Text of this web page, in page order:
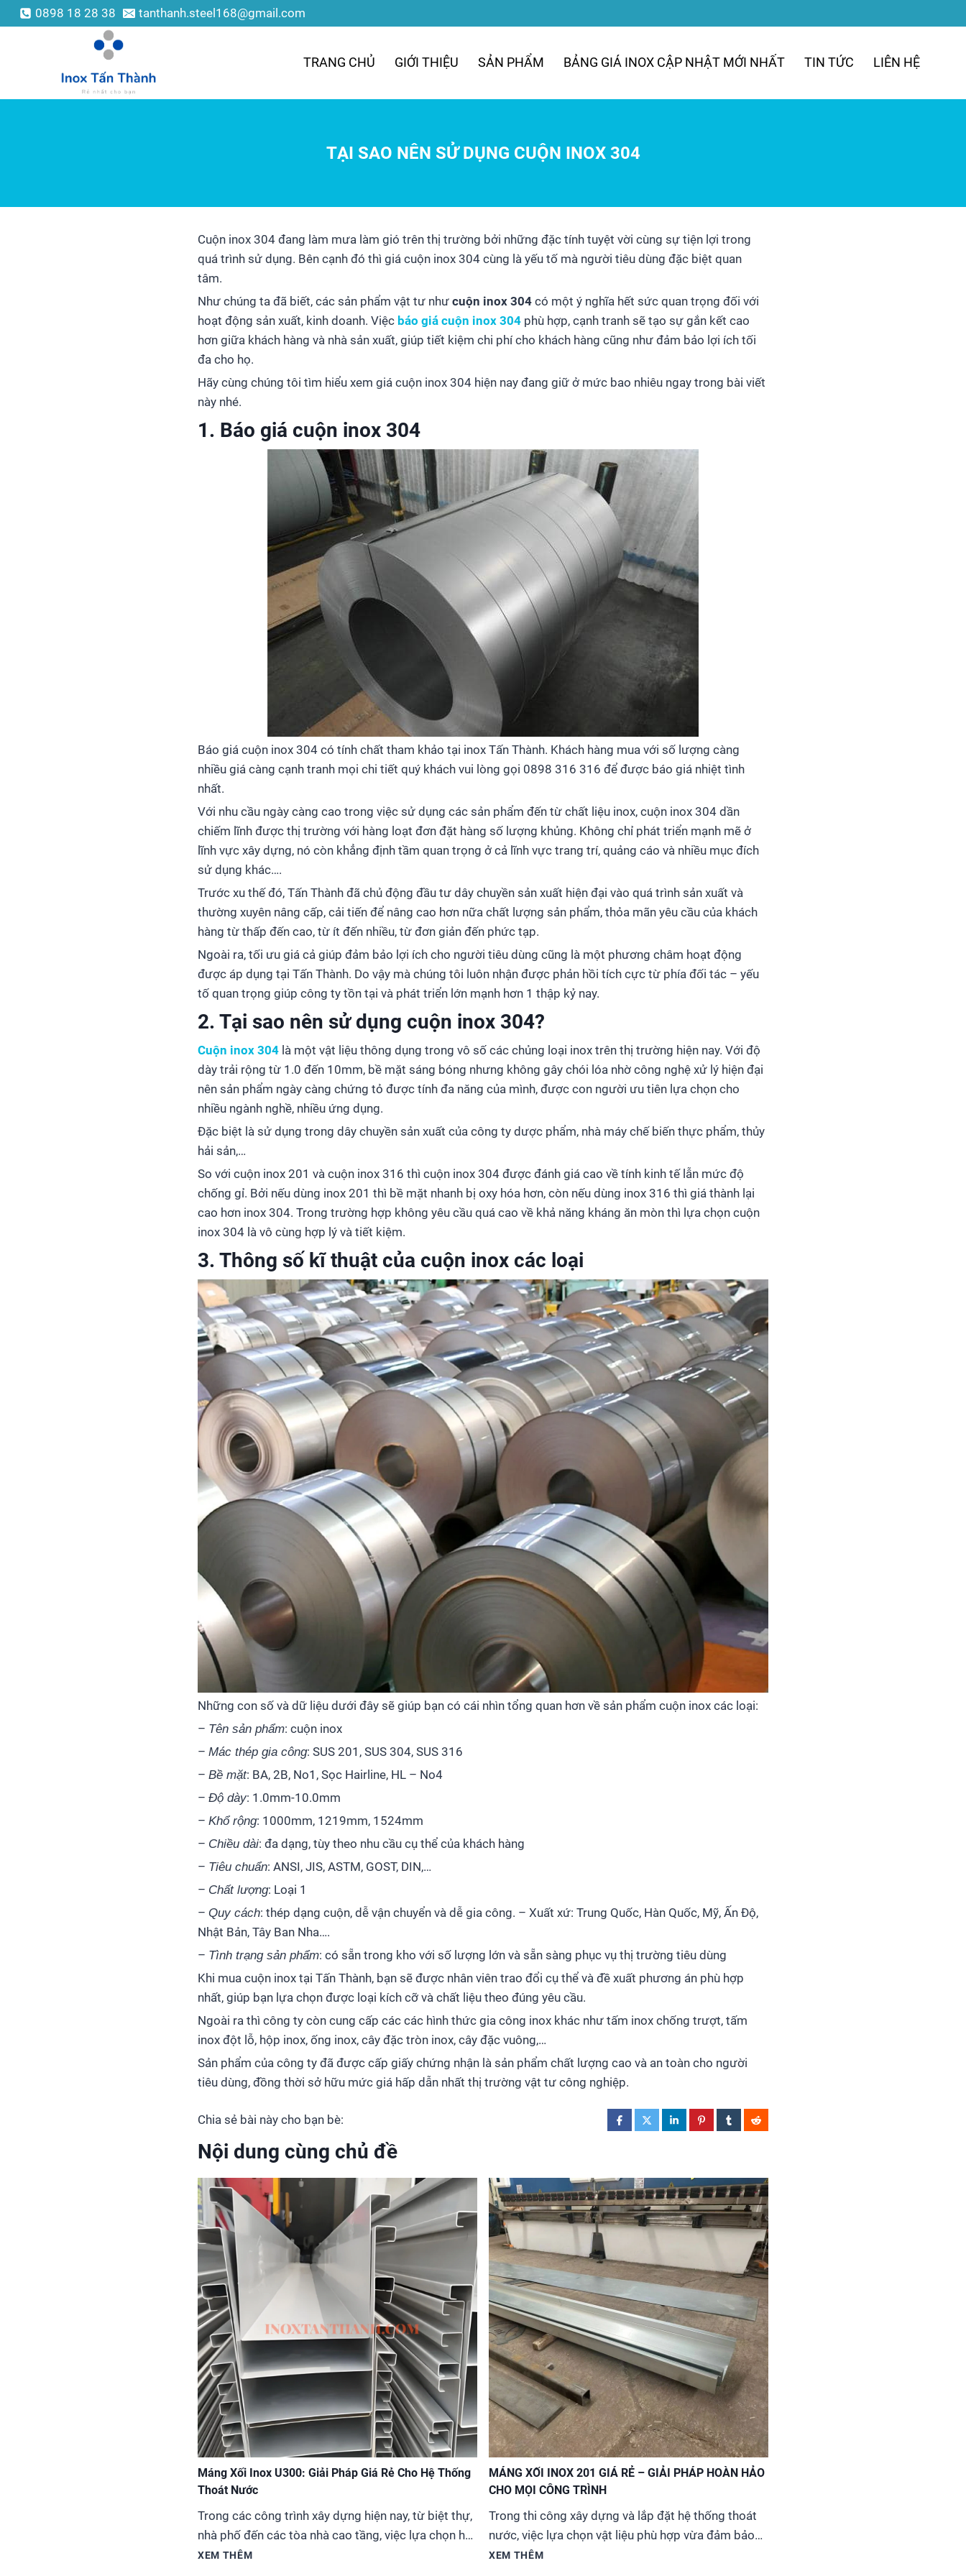
0898 18 28 38 tanthanh.steel168@gmail.com
TRANG CHỦ GIỚI THIỆU SẢN PHẨM BẢNG GIÁ INOX CẬP NHẬT MỚI NHẤT TIN TỨC LIÊN HỆ
TẠI SAO NÊN SỬ DỤNG CUỘN INOX 304
Cuộn inox 304 đang làm mưa làm gió trên thị trường bởi những đặc tính tuyệt vời cùng sự tiện lợi trong
quá trình sử dụng. Bên cạnh đó thì giá cuộn inox 304 cùng là yếu tố mà người tiêu dùng đặc biệt quan
tâm.
Như chúng ta đã biết, các sản phẩm vật tư như cuộn inox 304 có một ý nghĩa hết sức quan trọng đối với
hoạt động sản xuất, kinh doanh. Việc báo giá cuộn inox 304 phù hợp, cạnh tranh sẽ tạo sự gắn kết cao
hơn giữa khách hàng và nhà sản xuất, giúp tiết kiệm chi phí cho khách hàng cũng như đảm bảo lợi ích tối
đa cho họ.
Hãy cùng chúng tôi tìm hiểu xem giá cuộn inox 304 hiện nay đang giữ ở mức bao nhiêu ngay trong bài viết
này nhé.
1. Báo giá cuộn inox 304
Báo giá cuộn inox 304 có tính chất tham khảo tại inox Tấn Thành. Khách hàng mua với số lượng càng
nhiều giá càng cạnh tranh mọi chi tiết quý khách vui lòng gọi 0898 316 316 để được báo giá nhiệt tình
nhất.
Với nhu cầu ngày càng cao trong việc sử dụng các sản phẩm đến từ chất liệu inox, cuộn inox 304 dần
chiếm lĩnh được thị trường với hàng loạt đơn đặt hàng số lượng khủng. Không chỉ phát triển mạnh mẽ ở
lĩnh vực xây dựng, nó còn khẳng định tầm quan trọng ở cả lĩnh vực trang trí, quảng cáo và nhiều mục đích
sử dụng khác….
Trước xu thế đó, Tấn Thành đã chủ động đầu tư dây chuyền sản xuất hiện đại vào quá trình sản xuất và
thường xuyên nâng cấp, cải tiến để nâng cao hơn nữa chất lượng sản phẩm, thỏa mãn yêu cầu của khách
hàng từ thấp đến cao, từ ít đến nhiều, từ đơn giản đến phức tạp.
Ngoài ra, tối ưu giá cả giúp đảm bảo lợi ích cho người tiêu dùng cũng là một phương châm hoạt động
được áp dụng tại Tấn Thành. Do vậy mà chúng tôi luôn nhận được phản hồi tích cực từ phía đối tác – yếu
tố quan trọng giúp công ty tồn tại và phát triển lớn mạnh hơn 1 thập kỷ nay.
2. Tại sao nên sử dụng cuộn inox 304?
Cuộn inox 304 là một vật liệu thông dụng trong vô số các chủng loại inox trên thị trường hiện nay. Với độ
dày trải rộng từ 1.0 đến 10mm, bề mặt sáng bóng nhưng không gây chói lóa nhờ công nghệ xử lý hiện đại
nên sản phẩm ngày càng chứng tỏ được tính đa năng của mình, được con người ưu tiên lựa chọn cho
nhiều ngành nghề, nhiều ứng dụng.
Đặc biệt là sử dụng trong dây chuyền sản xuất của công ty dược phẩm, nhà máy chế biến thực phẩm, thủy
hải sản,…
So với cuộn inox 201 và cuộn inox 316 thì cuộn inox 304 được đánh giá cao về tính kinh tế lẫn mức độ
chống gỉ. Bởi nếu dùng inox 201 thì bề mặt nhanh bị oxy hóa hơn, còn nếu dùng inox 316 thì giá thành lại
cao hơn inox 304. Trong trường hợp không yêu cầu quá cao về khả năng kháng ăn mòn thì lựa chọn cuộn
inox 304 là vô cùng hợp lý và tiết kiệm.
3. Thông số kĩ thuật của cuộn inox các loại
Những con số và dữ liệu dưới đây sẽ giúp bạn có cái nhìn tổng quan hơn về sản phẩm cuộn inox các loại:
– Tên sản phẩm: cuộn inox
– Mác thép gia công: SUS 201, SUS 304, SUS 316
– Bề mặt: BA, 2B, No1, Sọc Hairline, HL – No4
– Độ dày: 1.0mm-10.0mm
– Khổ rộng: 1000mm, 1219mm, 1524mm
– Chiều dài: đa dạng, tùy theo nhu cầu cụ thể của khách hàng
– Tiêu chuẩn: ANSI, JIS, ASTM, GOST, DIN,…
– Chất lượng: Loại 1
– Quy cách: thép dạng cuộn, dễ vận chuyển và dễ gia công. – Xuất xứ: Trung Quốc, Hàn Quốc, Mỹ, Ấn Độ,
Nhật Bản, Tây Ban Nha….
– Tình trạng sản phẩm: có sẵn trong kho với số lượng lớn và sẵn sàng phục vụ thị trường tiêu dùng
Khi mua cuộn inox tại Tấn Thành, bạn sẽ được nhân viên trao đổi cụ thể và đề xuất phương án phù hợp
nhất, giúp bạn lựa chọn được loại kích cỡ và chất liệu theo đúng yêu cầu.
Ngoài ra thì công ty còn cung cấp các các hình thức gia công inox khác như tấm inox chống trượt, tấm
inox đột lỗ, hộp inox, ống inox, cây đặc tròn inox, cây đặc vuông,…
Sản phẩm của công ty đã được cấp giấy chứng nhận là sản phẩm chất lượng cao và an toàn cho người
tiêu dùng, đồng thời sở hữu mức giá hấp dẫn nhất thị trường vật tư công nghiệp.
Chia sẻ bài này cho bạn bè:
Nội dung cùng chủ đề
Máng Xối Inox U300: Giải Pháp Giá Rẻ Cho Hệ Thống
Thoát Nước
Trong các công trình xây dựng hiện nay, từ biệt thự,
nhà phố đến các tòa nhà cao tầng, việc lựa chọn hệ
thống máng xối (hay còn gọi là ống thoát nước
XEM THÊM
MÁNG XỐI INOX 201 GIÁ RẺ – GIẢI PHÁP HOÀN HẢO
CHO MỌI CÔNG TRÌNH
Trong thi công xây dựng và lắp đặt hệ thống thoát
nước, việc lựa chọn vật liệu phù hợp vừa đảm bảo
chất lượng vừa tiết kiệm chi phí luôn là ưu tiên hàng
XEM THÊM